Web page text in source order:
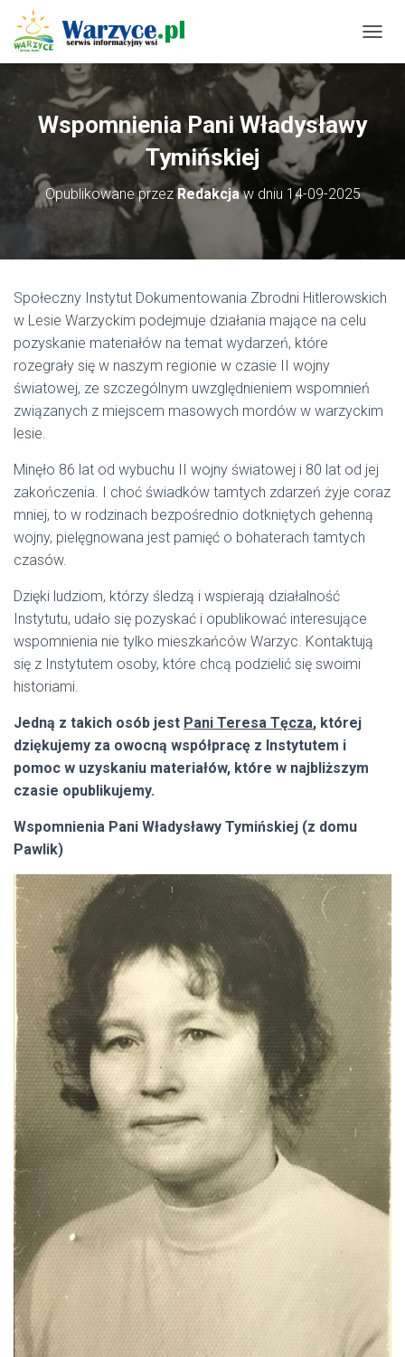
R
A
J
Wspomnienia Pani Władysławy
Tymińskiej
Opublikowane przezRedakcjaw dniu 14-09-2025
Społeczny Instytut Dokumentowania Zbrodni Hitlerowskich
w Lesie Warzyckim podejmuje działania mające na celu
pozyskanie materiałów na temat wydarzeń, które
rozegrały się w naszym regionie w czasie II wojny
światowej, ze szczególnym uwzględnieniem wspomnień
związanych z miejscem masowych mordów w warzyckim
lesie.
Minęło 86 lat od wybuchu II wojny światowej i 80 lat od jej
zakończenia. I choć świadków tamtych zdarzeń żyje coraz
mniej, to w rodzinach bezpośrednio dotkniętych gehenną
wojny, pielęgnowana jest pamięć o bohaterach tamtych
czasów.
Dzięki ludziom, którzy śledzą i wspierają działalność
Instytutu, udało się pozyskać i opublikować interesujące
wspomnienia nie tylko mieszkańców Warzyc. Kontaktują
się z Instytutem osoby, które chcą podzielić się swoimi
historiami.
Jedną z takich osób jest Pani Teresa Tęcza, której
dziękujemy za owocną współpracę z Instytutem i
pomoc w uzyskaniu materiałów, które w najbliższym
czasie opublikujemy.
Wspomnienia Pani Władysławy Tymińskiej (z domu
Pawlik)